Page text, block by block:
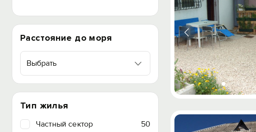
Расстояние до моря
Выбрать
Тип жилья
Частный сектор
50